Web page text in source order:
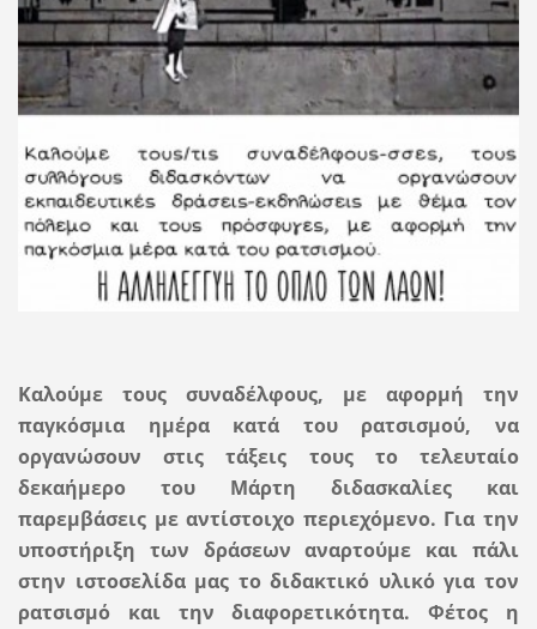
Καλούμε τους συναδέλφους, με αφορμή την
παγκόσμια ημέρα κατά του ρατσισμού, να
οργανώσουν στις τάξεις τους το τελευταίο
δεκαήμερο του Μάρτη διδασκαλίες και
παρεμβάσεις με αντίστοιχο περιεχόμενο. Για την
υποστήριξη των δράσεων αναρτούμε και πάλι
στην ιστοσελίδα μας το διδακτικό υλικό για τον
ρατσισμό και την διαφορετικότητα. Φέτος η